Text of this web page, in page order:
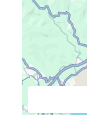
EUR/osoba/
uvedená v
Oficiálne
*****